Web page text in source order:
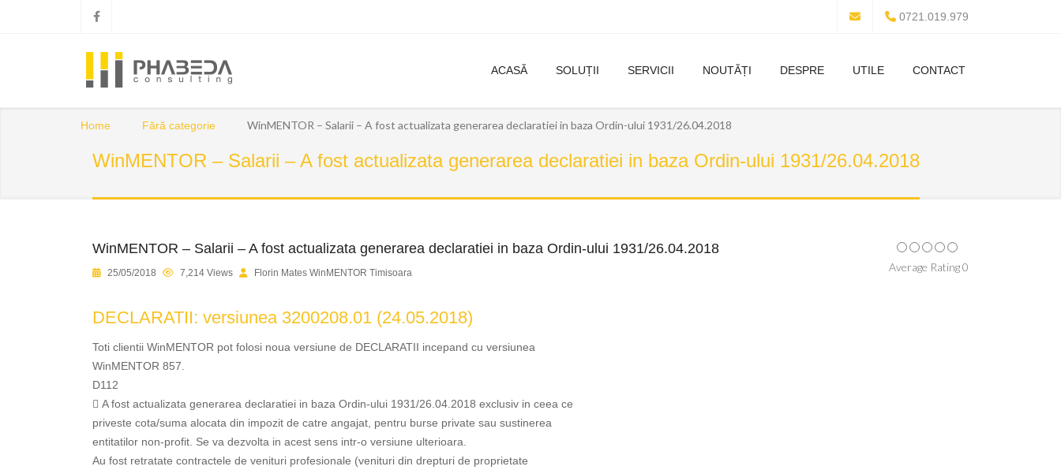
0721.019.979
ACASĂ SOLUȚII SERVICII NOUTĂȚI DESPRE UTILE CONTACT
WinMENTOR – Salarii – A fost actualizata generarea declaratiei in baza Ordin-ului 1931/26.04.2018
Home Fără categorie WinMENTOR – Salarii – A fost actualizata generarea declaratiei in baza Ordin-ului 1931/26.04.2018
WinMENTOR – Salarii – A fost actualizata generarea declaratiei in baza Ordin-ului 1931/26.04.2018
Average Rating 0
25/05/2018 7,214 Views Florin Mates WinMENTOR Timisoara
DECLARATII: versiunea 3200208.01 (24.05.2018)
Toti clientii WinMENTOR pot folosi noua versiune de DECLARATII incepand cu versiunea
WinMENTOR 857.
D112
 A fost actualizata generarea declaratiei in baza Ordin-ului 1931/26.04.2018 exclusiv in ceea ce
priveste cota/suma alocata din impozit de catre angajat, pentru burse private sau sustinerea
entitatilor non-profit. Se va dezvolta in acest sens intr-o versiune ulterioara.
Au fost retratate contractele de venituri profesionale (venituri din drepturi de proprietate